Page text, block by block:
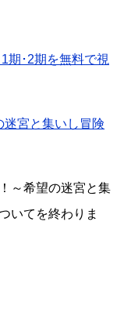
期･2期を無料で視
迷宮と集いし冒険
～希望の迷宮と集
いてを終わりま